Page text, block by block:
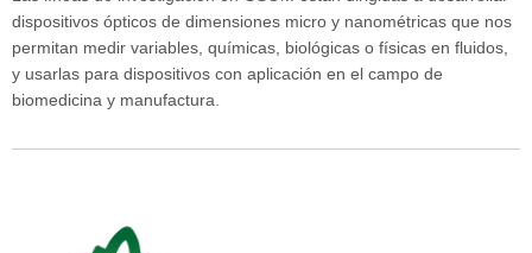
dispositivos ópticos de dimensiones micro y nanométricas que nos
permitan medir variables, químicas, biológicas o físicas en fluidos,
y usarlas para dispositivos con aplicación en el campo de
biomedicina y manufactura.